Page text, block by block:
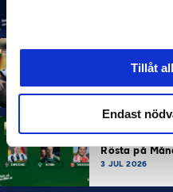
Tillåt
Endast
MÅNADENS
Dubbla
10 JUL 2026
Rösta på
3 JUL 2026